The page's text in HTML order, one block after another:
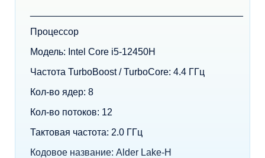
Процессор
Модель: Intel Core i5-12450H
Частота TurboBoost / TurboCore: 4.4 ГГц
Кол-во ядер: 8
Кол-во потоков: 12
Тактовая частота: 2.0 ГГц
Кодовое название: Alder Lake-H